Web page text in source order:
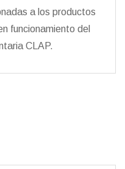
a los productos
funcionamiento del
CLAP.